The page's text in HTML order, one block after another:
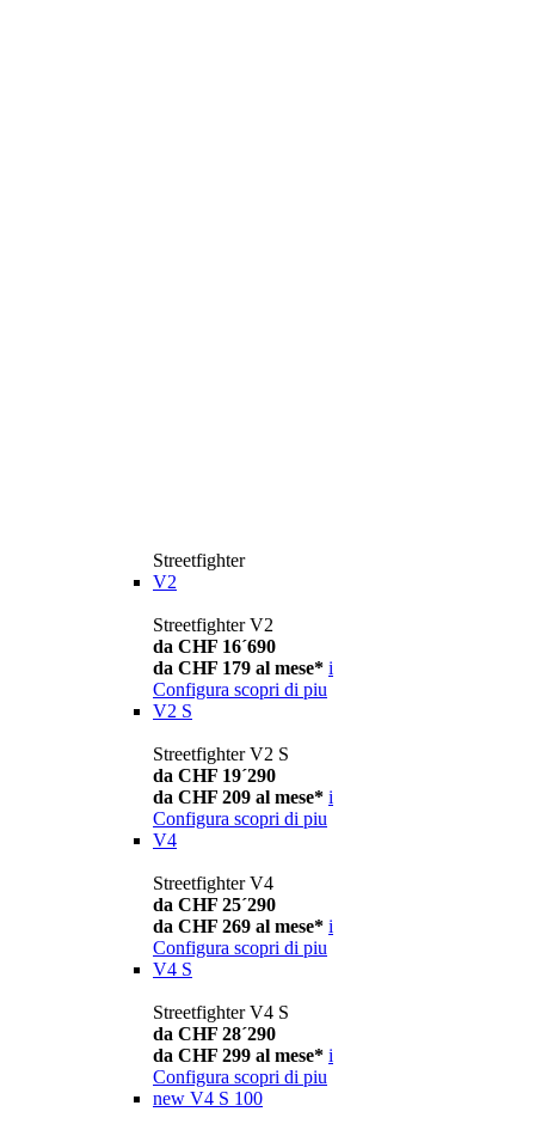
Streetfighter
V2
Streetfighter V2
da CHF 16´690
da CHF 179 al mese* i
Configura scopri di piu
V2 S
Streetfighter V2 S
da CHF 19´290
da CHF 209 al mese* i
Configura scopri di piu
V4
Streetfighter V4
da CHF 25´290
da CHF 269 al mese* i
Configura scopri di piu
V4 S
Streetfighter V4 S
da CHF 28´290
da CHF 299 al mese* i
Configura scopri di piu
new V4 S 100